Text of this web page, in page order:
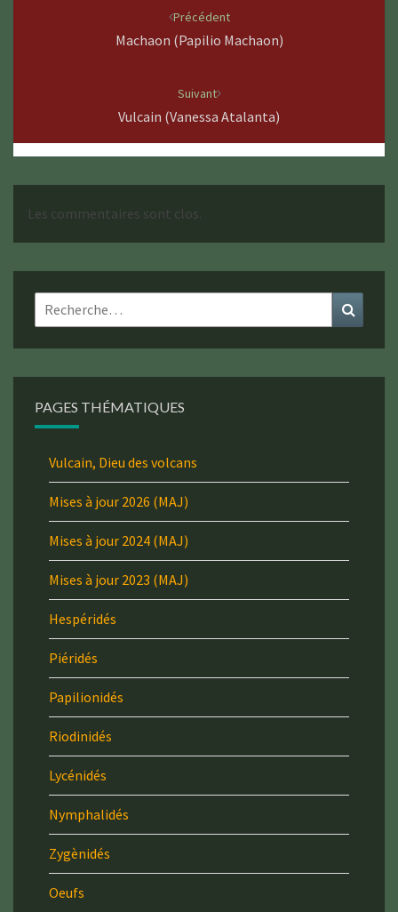
Précédent
Machaon (Papilio Machaon)
Suivant
Vulcain (Vanessa Atalanta)
Les commentaires sont clos.
Rechercher :
PAGES THÉMATIQUES
Vulcain, Dieu des volcans
Mises à jour 2026 (MAJ)
Mises à jour 2024 (MAJ)
Mises à jour 2023 (MAJ)
Hespéridés
Piéridés
Papilionidés
Riodinidés
Lycénidés
Nymphalidés
Zygènidés
Oeufs